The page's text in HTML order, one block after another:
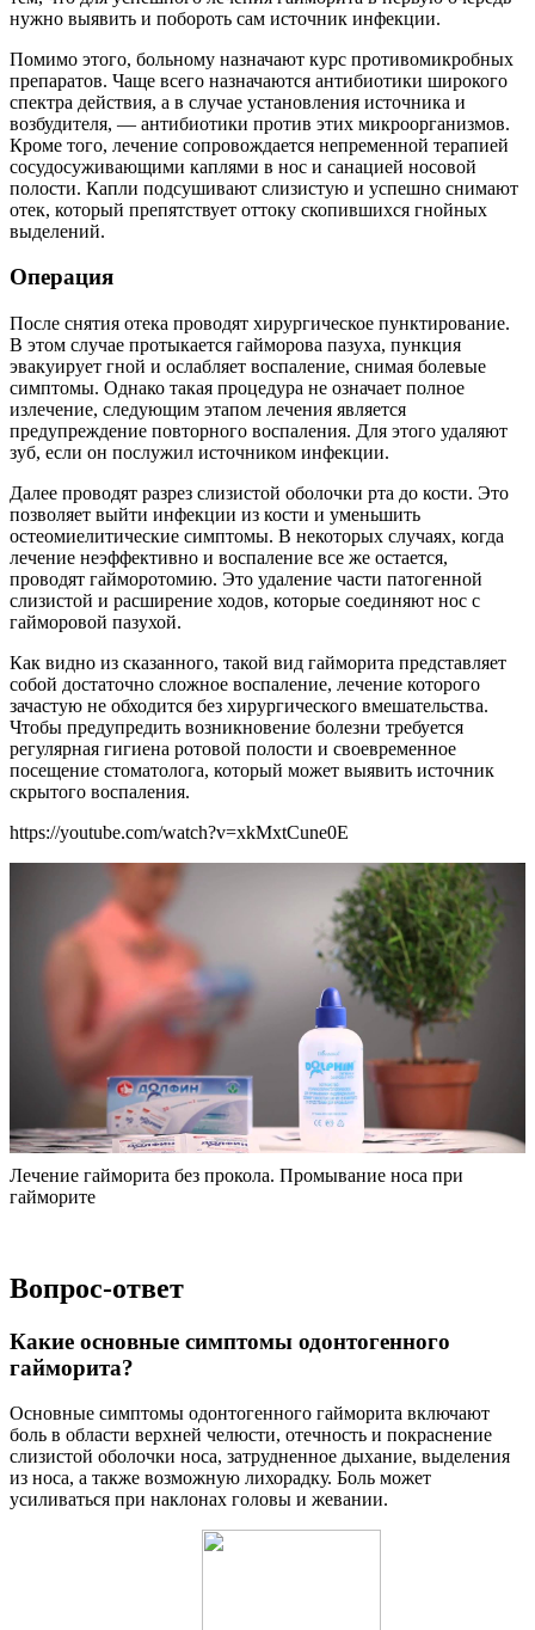
нужно выявить и побороть сам источник инфекции.
Помимо этого, больному назначают курс противомикробных
препаратов. Чаще всего назначаются антибиотики широкого
спектра действия, а в случае установления источника и
возбудителя, — антибиотики против этих микроорганизмов.
Кроме того, лечение сопровождается непременной терапией
сосудосуживающими каплями в нос и санацией носовой
полости. Капли подсушивают слизистую и успешно снимают
отек, который препятствует оттоку скопившихся гнойных
выделений.
Операция
После снятия отека проводят хирургическое пунктирование.
В этом случае протыкается гайморова пазуха, пункция
эвакуирует гной и ослабляет воспаление, снимая болевые
симптомы. Однако такая процедура не означает полное
излечение, следующим этапом лечения является
предупреждение повторного воспаления. Для этого удаляют
зуб, если он послужил источником инфекции.
Далее проводят разрез слизистой оболочки рта до кости. Это
позволяет выйти инфекции из кости и уменьшить
остеомиелитические симптомы. В некоторых случаях, когда
лечение неэффективно и воспаление все же остается,
проводят гайморотомию. Это удаление части патогенной
слизистой и расширение ходов, которые соединяют нос с
гайморовой пазухой.
Как видно из сказанного, такой вид гайморита представляет
собой достаточно сложное воспаление, лечение которого
зачастую не обходится без хирургического вмешательства.
Чтобы предупредить возникновение болезни требуется
регулярная гигиена ротовой полости и своевременное
посещение стоматолога, который может выявить источник
скрытого воспаления.
https://youtube.com/watch?v=xkMxtCune0E
Лечение гайморита без прокола. Промывание носа при
гайморите
Вопрос-ответ
Какие основные симптомы одонтогенного
гайморита?
Основные симптомы одонтогенного гайморита включают
боль в области верхней челюсти, отечность и покраснение
слизистой оболочки носа, затрудненное дыхание, выделения
из носа, а также возможную лихорадку. Боль может
усиливаться при наклонах головы и жевании.